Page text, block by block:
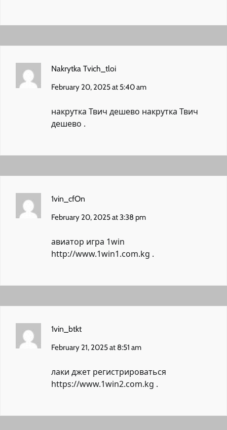
Nakrytka Tvich_tloi
February 20, 2025 at 5:40 am
накрутка Твич дешево накрутка Твич
дешево .
1vin_cfOn
February 20, 2025 at 3:38 pm
авиатор игра 1win
http://www.1win1.com.kg .
1vin_btkt
February 21, 2025 at 8:51 am
лаки джет регистрироваться
https://www.1win2.com.kg .